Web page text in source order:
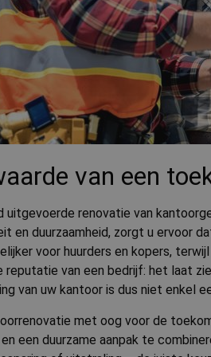
van een
uitgevoerde renovatie van
en duurzaamheid, zorgt u ervoor
voor huurders en kopers,
reputatie van een bedrijf: het laat
van uw kantoor is dus niet enkel
met oog voor de
een duurzame aanpak te
Naam
_ga
Naam
YSC
Naam
/
stateCode
geoData
__Secure-